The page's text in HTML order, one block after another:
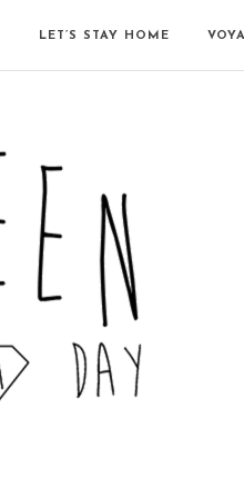
LET’S STAY HOME